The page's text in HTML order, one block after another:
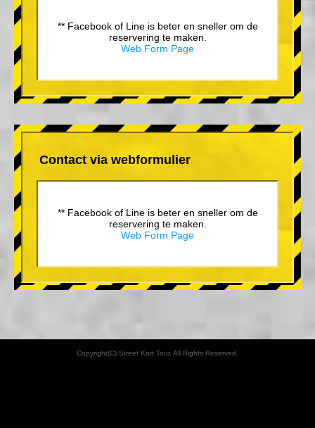
** Facebook of Line is beter en sneller om de
reservering te maken.
Web Form Page
Contact via webformulier
** Facebook of Line is beter en sneller om de
reservering te maken.
Web Form Page
Copyright(C) Street Kart Tour. All Rights Reserved.